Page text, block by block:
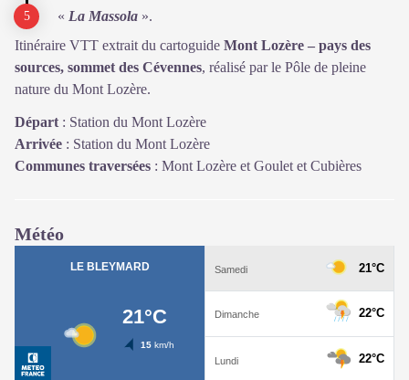
« La Massola ».
Itinéraire VTT extrait du cartoguide Mont Lozère – pays des
sources, sommet des Cévennes, réalisé par le Pôle de pleine
nature du Mont Lozère.
Départ : Station du Mont Lozère
Arrivée : Station du Mont Lozère
Communes traversées : Mont Lozère et Goulet et Cubières
Météo